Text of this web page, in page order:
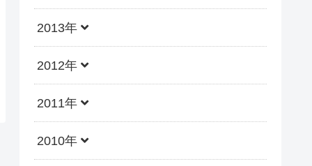
2013年
2012年
2011年
2010年